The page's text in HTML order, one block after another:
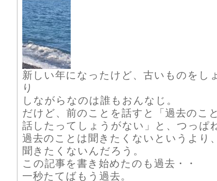
新しい年になったけど、古いものをし
り
しながらなのは誰もおんなじ。
だけど、前のことを話すと「過去のこ
話したってしょうがない」と、つっぱ
過去のことは聞きたくないというより
聞きたくないんだろう。
この記事を書き始めたのも過去・・
一秒たてばもう過去。